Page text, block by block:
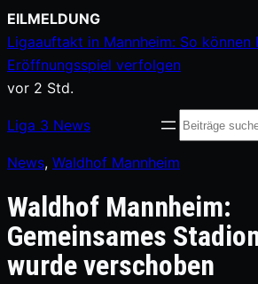
Zum
Inhalt
springen
EILMELDUNG
Ligaauftakt in Mannheim: So können
Eröffnungsspiel verfolgen
vor 2 Std.
Liga 3 News Suche
News, Waldhof Mannheim
Waldhof Mannheim:
Gemeinsames
wurde verschoben